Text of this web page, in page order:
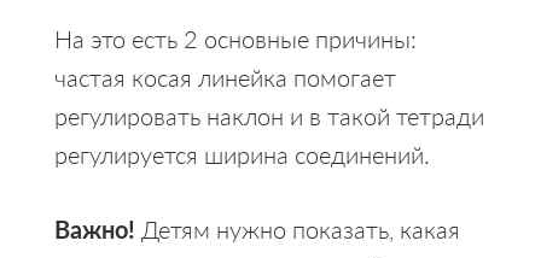
На это есть 2 основные причины:
частая косая линейка помогает
регулировать наклон и в такой тетради
регулируется ширина соединений.
Важно! Детям нужно показать, какая